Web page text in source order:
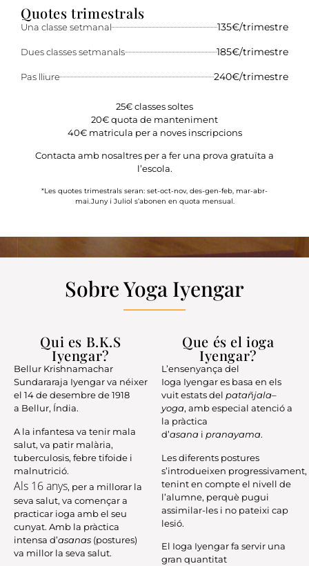
Quotes trimestrals
Una classe setmanal 135€/trimestre
Dues classes setmanals 185€/trimestre
Pas lliure 240€/trimestre
25€ classes soltes
20€ quota de manteniment
40€ matricula per a noves inscripcions
Contacta amb nosaltres per a fer una prova gratuïta a
l’escola.
*Les quotes trimestrals seran: set-oct-nov, des-gen-feb, mar-abr-
mai.Juny i Juliol s’abonen en quota mensual.
Sobre Yoga Iyengar
Qui es B.K.S
Iyengar?
Bellur Krishnamachar
Sundararaja Iyengar va néixer
el 14 de desembre de 1918
a Bellur, Índia.
A la infantesa va tenir mala
salut, va patir malària,
tuberculosis, febre tifoide i
malnutrició.
Als 16 anys, per a millorar la
seva salut, va començar a
practicar ioga amb el seu
cunyat. Amb la pràctica
intensa d’asanas (postures)
va millor la seva salut.
Que és el ioga
Iyengar?
L’ensenyança del
Ioga Iyengares basa en els
vuit estats del patañjala–
yoga, amb especial atenció a
la pràctica
d’asana i pranayama.
Les diferents postures
s’introdueixen progressivament,
tenint en compte el nivell de
l’alumne, perquè pugui
assimilar-les i no pateixi cap
lesió.
El Ioga Iyengarfa servir una
gran quantitat